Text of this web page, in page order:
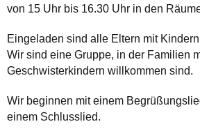
von 15 Uhr bis 16.30 Uhr in den
Eingeladen sind alle Eltern mit
Wir sind eine Gruppe, in der Familien
Geschwisterkindern willkommen sind.
Wir beginnen mit einem
einem Schlusslied.